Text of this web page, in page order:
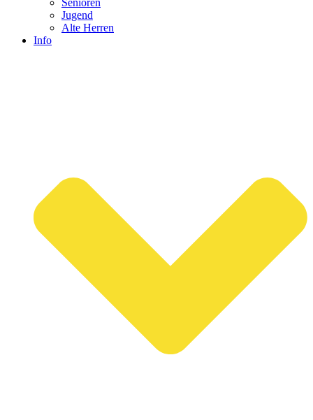
Jugend
Alte Herren
Info